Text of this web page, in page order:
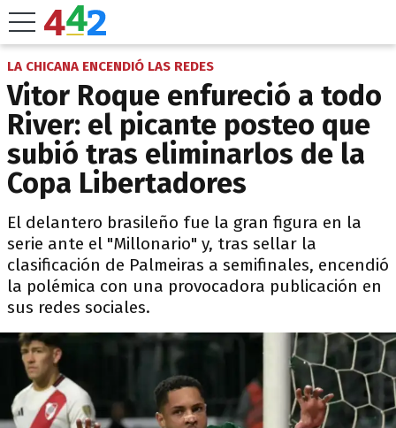
LA CHICANA ENCENDIÓ LAS REDES
Vitor Roque enfureció a todo
River: el picante posteo que
subió tras eliminarlos de la
Copa Libertadores
El delantero brasileño fue la gran figura en la
serie ante el "Millonario" y, tras sellar la
clasificación de Palmeiras a semifinales, encendió
la polémica con una provocadora publicación en
sus redes sociales.